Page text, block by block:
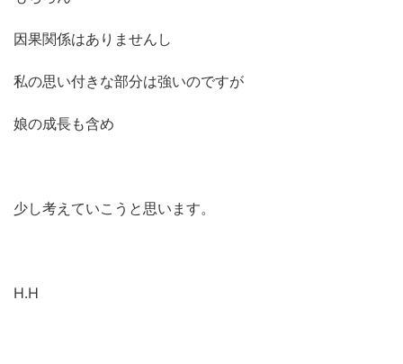
因果関係はありませんし
私の思い付きな部分は強いのですが
娘の成長も含め
少し考えていこうと思います。
H.H